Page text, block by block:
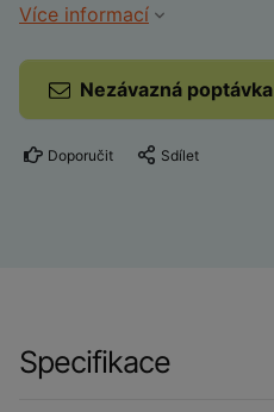
Více informací
Nezávazná poptávka
Doporučit Sdílet
Specifikace